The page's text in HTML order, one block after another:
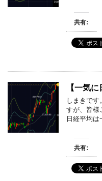
共有:
【一気
しまきです
すが、皆様
日経平均は
共有: